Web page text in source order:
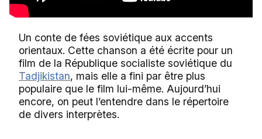
Un conte de fées soviétique aux accents
orientaux. Cette chanson a été écrite pour un
film de la République socialiste soviétique du
Tadjikistan, mais elle a fini par être plus
populaire que le film lui-même. Aujourd’hui
encore, on peut l’entendre dans le répertoire
de divers interprètes.